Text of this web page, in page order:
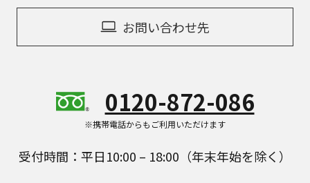
お問い合わせ先
0120-872-086
※携帯電話からもご利用いただけます
受付時間：平日10:00 – 18:00（年末年始を除く）